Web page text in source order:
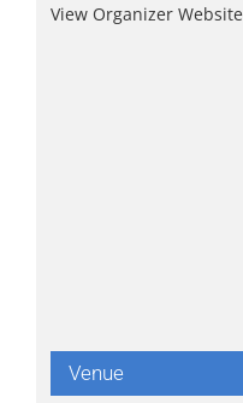
View Organizer Website
Venue